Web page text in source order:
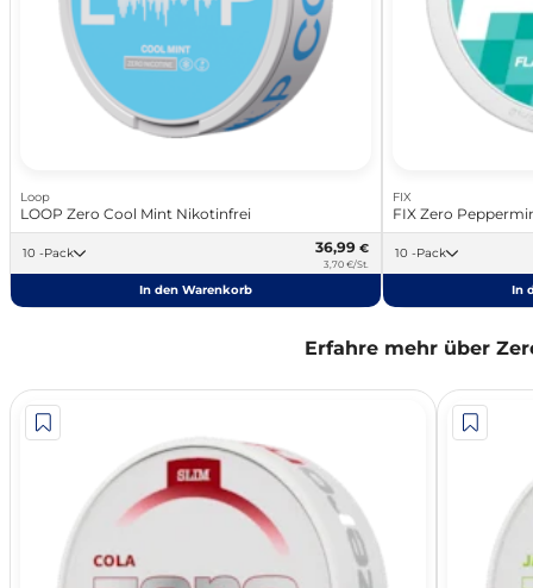
Loop
LOOP Zero Cool Mint Nikotinfrei
10 -Pack 36,99 €
3,70 €/St.
In den Warenkorb
FIX
FIX Zero
10 -Pack
In
Erfahre mehr über